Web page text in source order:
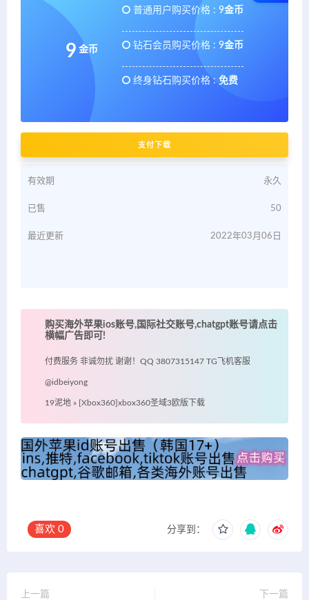
9 金币
普通用户购买价格 : 9金币
钻石会员购买价格 : 9金币
终身钻石购买价格 : 免费
支付下载
有效期 永久
已售 50
最近更新 2022年03月06日
购买海外苹果ios账号,国际社交账号,chatgpt账号请点击
横幅广告即可!
付费服务 非诚勿扰 谢谢！QQ 3807315147 TG飞机客服
@idbeiyong
19泥地 » [Xbox360]xbox360圣域3欧版下载
喜欢 0 分享到：
上一篇
下一篇